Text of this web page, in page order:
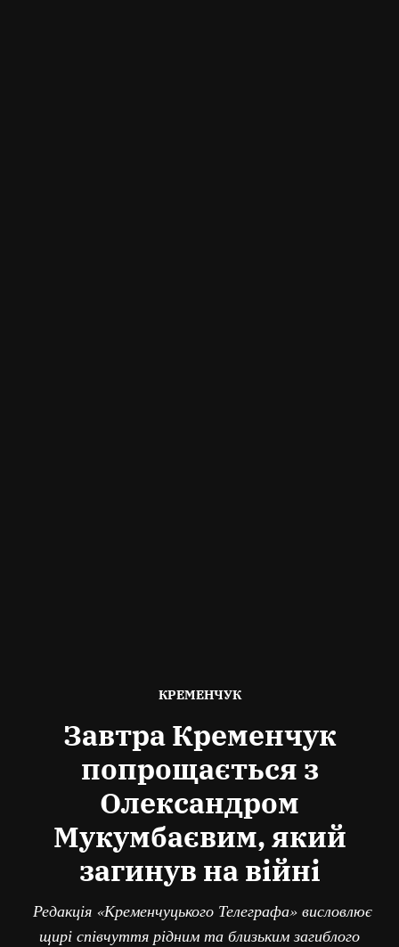
ОПУБЛІКОВАНО
КРЕМЕНЧУК
Завтра Кременчук
попрощається з
Олександром
Мукумбаєвим, який
загинув на війні
Редакція «Кременчуцького Телеграфа» висловлює
щирі співчуття рідним та близьким загиблого